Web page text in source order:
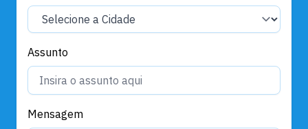
Assunto
Mensagem